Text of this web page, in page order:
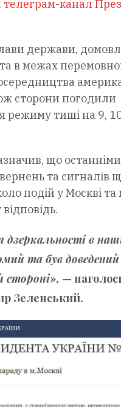
телеграм-канал
держави,
в межах
сторони погодили
режиму тиші на 9,
що
та сигналів
подій у Москві
в
та був доведений
стороні», —
Зеленський.